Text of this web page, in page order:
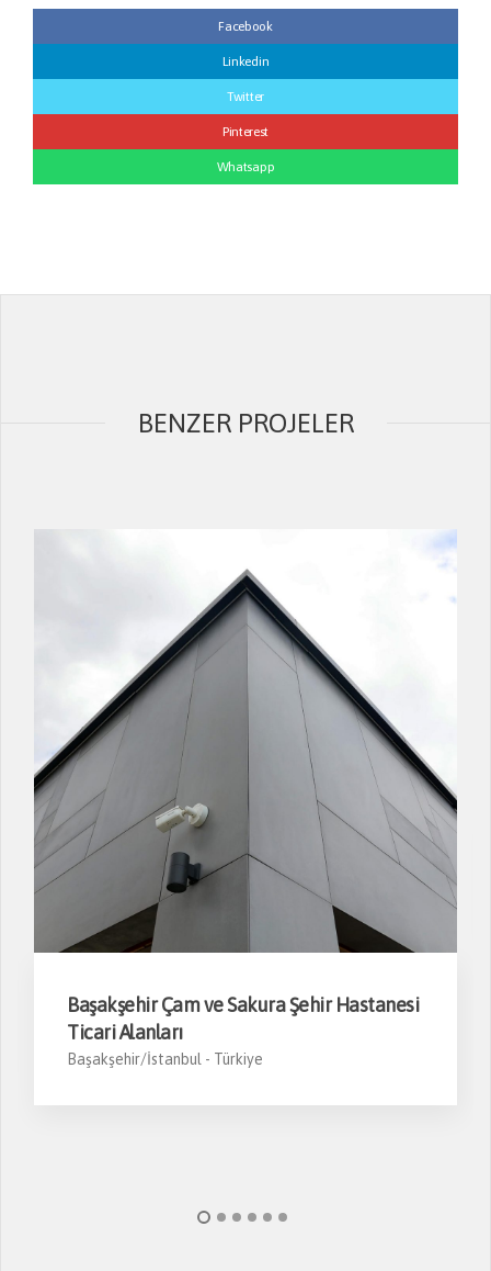
Facebook
Linkedin
Twitter
Pinterest
Whatsapp
BENZER PROJELER
Başakşehir Çam ve Sakura Şehir Hastanesi
Ticari Alanları
Başakşehir/İstanbul - Türkiye